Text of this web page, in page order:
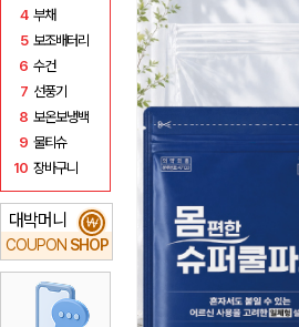
4 부채
5 보조배터리
6 수건
7 선풍기
8 보온보냉백
9 물티슈
10 장바구니
대박머니
COUPON SHOP
₩